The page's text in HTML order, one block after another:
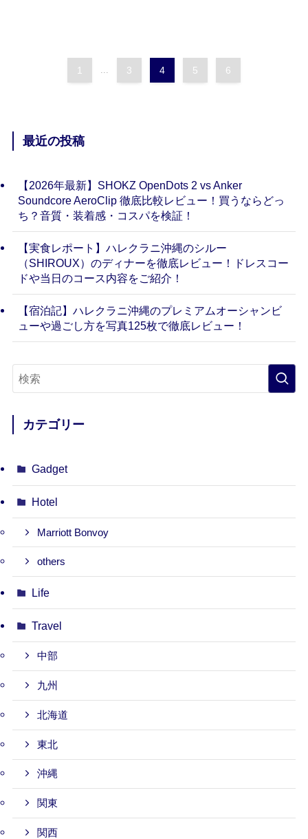
1 ... 3 4 5 6
最近の投稿
【2026年最新】SHOKZ OpenDots 2 vs Anker
Soundcore AeroClip 徹底比較レビュー！買うならどっ
ち？音質・装着感・コスパを検証！
【実食レポート】ハレクラニ沖縄のシルー
（SHIROUX）のディナーを徹底レビュー！ドレスコー
ドや当日のコース内容をご紹介！
【宿泊記】ハレクラニ沖縄のプレミアムオーシャンビ
ューや過ごし方を写真125枚で徹底レビュー！
カテゴリー
Gadget
Hotel
Marriott Bonvoy
others
Life
Travel
中部
九州
北海道
東北
沖縄
関東
関西